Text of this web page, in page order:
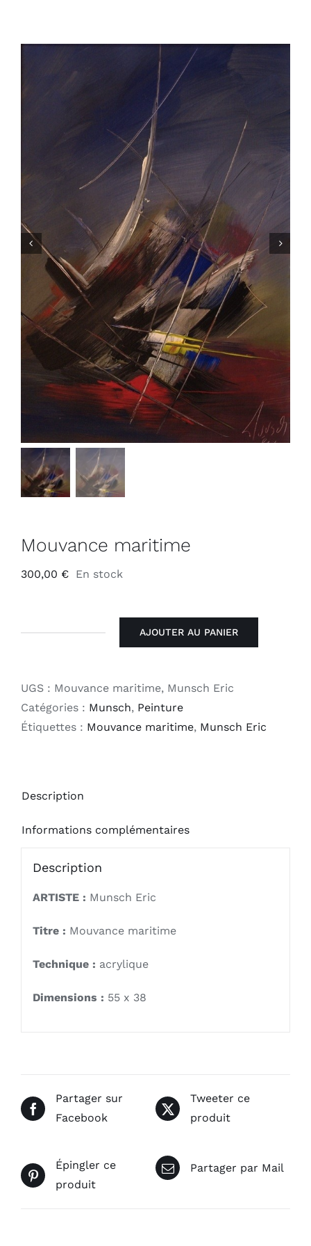
Mouvance maritime
300,00 € En stock
AJOUTER AU PANIER
UGS : Mouvance maritime, Munsch Eric
Catégories : Munsch, Peinture
Étiquettes : Mouvance maritime, Munsch Eric
Description
Informations complémentaires
Description
ARTISTE : Munsch Eric
Titre : Mouvance maritime
Technique : acrylique
Dimensions : 55 x 38
Partager sur
Facebook
Tweeter ce
produit
Épingler ce
produit
Partager par Mail